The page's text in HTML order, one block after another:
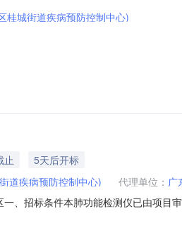
桂城街道疾病预防控制中心)
止
5天后开标
道疾病预防控制中心) 代理单位： 广
、招标条件本肺功能检测仪已由项目
格要求(001肺功能检测仪)的投标人资